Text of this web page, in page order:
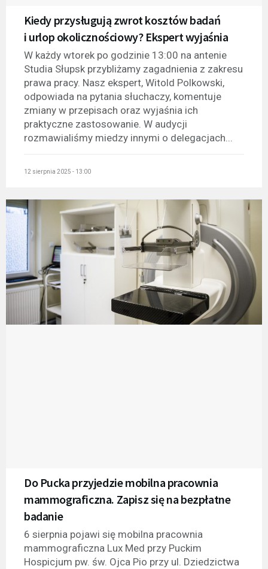
Kiedy przysługują zwrot kosztów badań
i urlop okolicznościowy? Ekspert wyjaśnia
W każdy wtorek po godzinie 13:00 na antenie
Studia Słupsk przybliżamy zagadnienia z zakresu
prawa pracy. Nasz ekspert, Witold Polkowski,
odpowiada na pytania słuchaczy, komentuje
zmiany w przepisach oraz wyjaśnia ich
praktyczne zastosowanie. W audycji
rozmawialiśmy miedzy innymi o delegacjach...
12 sierpnia 2025 - 13:00
Do Pucka przyjedzie mobilna pracownia
mammograficzna. Zapisz się na bezpłatne
badanie
6 sierpnia pojawi się mobilna pracownia
mammograficzna Lux Med przy Puckim
Hospicjum pw. św. Ojca Pio przy ul. Dziedzictwa